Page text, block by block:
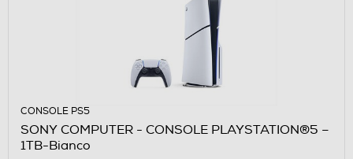
CONSOLE PS5
SONY COMPUTER - CONSOLE PLAYSTATION®5 –
1TB-Bianco